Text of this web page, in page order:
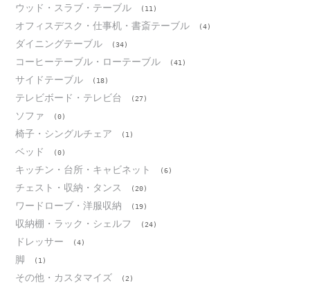
ウッド・スラブ・テーブル (11)
オフィスデスク・仕事机・書斎テーブル (4)
ダイニングテーブル (34)
コーヒーテーブル・ローテーブル (41)
サイドテーブル (18)
テレビボード・テレビ台 (27)
ソファ (0)
椅子・シングルチェア (1)
ベッド (0)
キッチン・台所・キャビネット (6)
チェスト・収納・タンス (20)
ワードローブ・洋服収納 (19)
収納棚・ラック・シェルフ (24)
ドレッサー (4)
脚 (1)
その他・カスタマイズ (2)